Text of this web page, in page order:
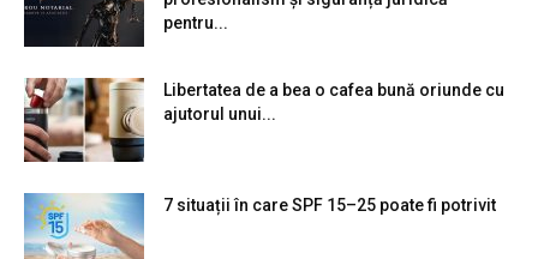
pentru...
Libertatea de a bea o cafea bună oriunde cu
ajutorul unui...
7 situații în care SPF 15–25 poate fi potrivit